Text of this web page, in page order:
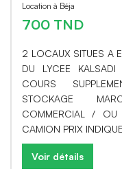
Location à Béja
700 TND
2 LOCAUX SITUES A
DU LYCEE
COURS
STOCKAGE
COMMERCIAL / OU
CAMION PRIX
Voir détails